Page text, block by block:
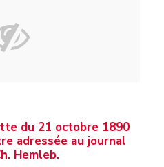
du 21 octobre 1890
adressée au journal
Hemleb.